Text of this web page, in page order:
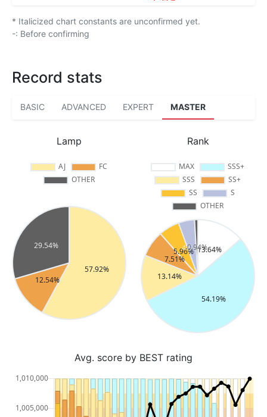
* Italicized chart constants are unconfirmed yet.
-: Before confirming
Record stats
BASIC ADVANCED EXPERT MASTER
Lamp Rank
Avg. score by BEST rating